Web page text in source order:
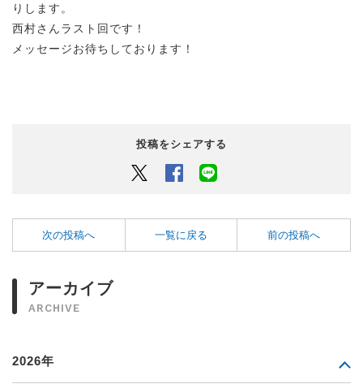
りします。
西村さんラスト回です！
メッセージお待ちしております！
投稿をシェアする
Twitter Facebook
次の投稿へ 一覧に戻る 前の投稿へ
アーカイブ
ARCHIVE
2026年